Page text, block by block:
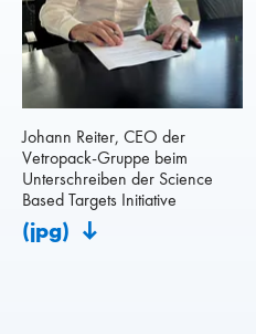
Johann Reiter, CEO der
Vetropack-Gruppe beim
Unterschreiben der Science
Based Targets Initiative
(jpg)